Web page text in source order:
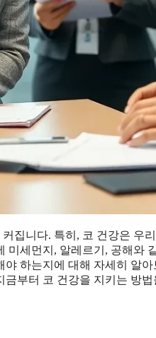
집니다. 특히, 코 건강은 우
미세먼지, 알레르기, 공해와
하는지에 대해 자세히 알
부터 코 건강을 지키는 방